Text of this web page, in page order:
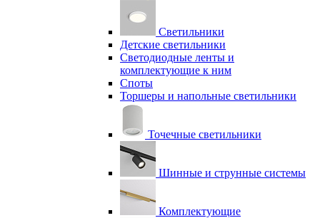
Светильники
Детские светильники
Светодиодные ленты и
комплектующие к ним
Споты
Торшеры и напольные светильники
Точечные светильники
Шинные и струнные системы
Комплектующие